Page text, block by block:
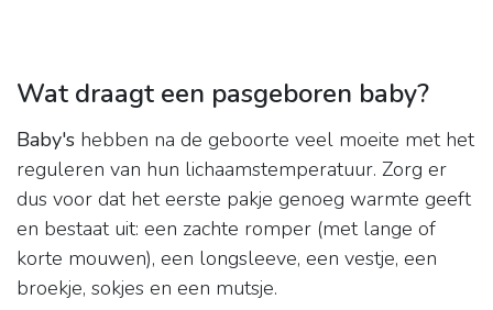
Wat draagt een pasgeboren baby?
Baby's hebben na de geboorte veel moeite met het
reguleren van hun lichaamstemperatuur. Zorg er
dus voor dat het eerste pakje genoeg warmte geeft
en bestaat uit: een zachte romper (met lange of
korte mouwen), een longsleeve, een vestje, een
broekje, sokjes en een mutsje.